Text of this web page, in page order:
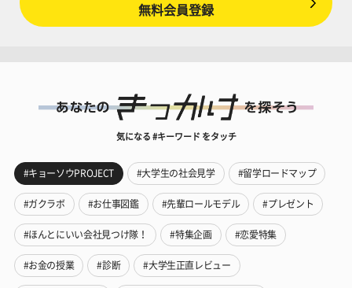
無料会員登録
気になる #キーワード をタッチ
#キョーソウPROJECT #大学生の社会見学 #留学ロードマップ
#ガクラボ #お仕事図鑑 #先輩ロールモデル #プレゼント
#ほんとにいい会社見つけ隊！ #特集企画 #恋愛特集
#お金の授業 #診断 #大学生正直レビュー